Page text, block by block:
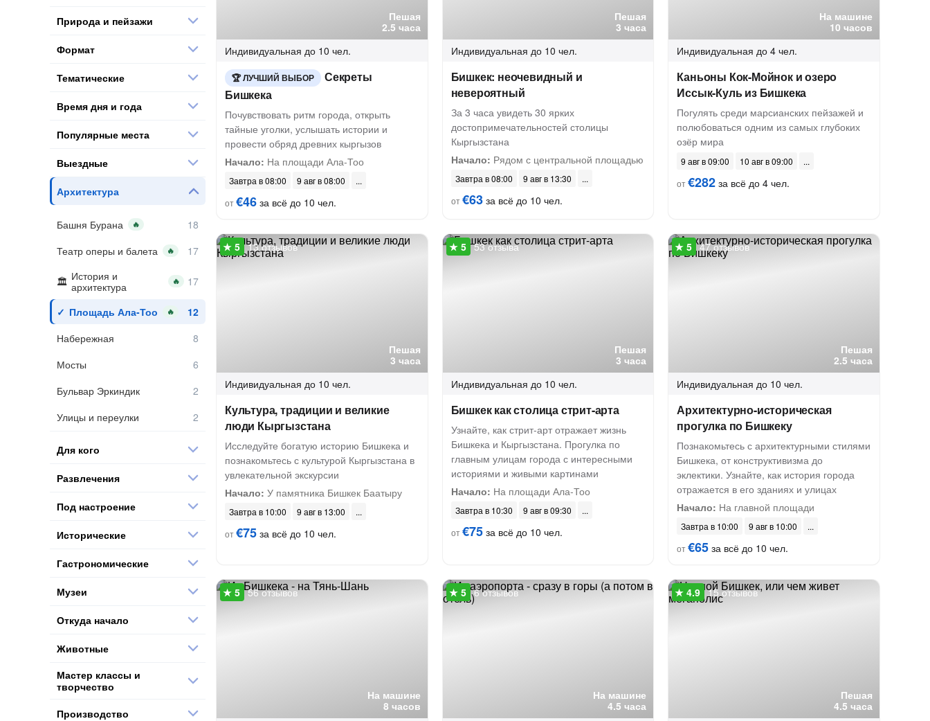
Пешая
2.5 часа
Индивидуальная до 10 чел.
ЛУЧШИЙ ВЫБОР
Секреты
Бишкека
Почувствовать ритм города, открыть
тайные уголки, услышать истории и
провести обряд древних кыргызов
Начало: На площади Ала-Тоо
Завтра в 08:00
9 авг в 08:00
от€46 за всё до 10 чел.
Пешая
3 часа
Индивидуальная до 10 чел.
Бишкек: неочевидный и
невероятный
За 3 часа увидеть 30 ярких
достопримечательностей столицы
Кыргызстана
Начало: Рядом с центральной площадью
Завтра в 08:00
9 авг в 13:30
от€63за всё до 10 чел.
На машине
10 часов
Индивидуальная до 4 чел.
Каньоны Кок-Мойнок и озеро
Иссык-Куль из Бишкека
Погулять среди марсианских пейзажей и
полюбоваться одним из самых глубоких
озёр мира
9 авг в 09:00
10 авг в 09:00
от€282 за всё до 4 чел.
Пешая
3 часа
13 отзывов
Индивидуальная до 10 чел.
Культура, традиции и великие
люди Кыргызстана
Исследуйте богатую историю Бишкека и
познакомьтесь с культурой Кыргызстана в
увлекательной экскурсии
Начало: У памятника Бишкек Баатыру
Завтра в 10:00
9 авг в 13:00
от€75 за всё до 10 чел.
Пешая
3 часа
53 отзыва
Индивидуальная до 10 чел.
Бишкек как столица стрит-арта
Узнайте, как стрит-арт отражает жизнь
Бишкека и Кыргызстана. Прогулка по
главным улицам города с интересными
историями и живыми картинами
Начало: На площади Ала-Тоо
Завтра в 10:30
9 авг в 09:30
от€75за всё до 10 чел.
Пешая
2.5 часа
47 отзывов
Индивидуальная до 10 чел.
Архитектурно-историческая
прогулка по Бишкеку
Познакомьтесь с архитектурными стилями
Бишкека, от конструктивизма до
эклектики. Узнайте, как история города
отражается в его зданиях и улицах
Начало: На главной площади
Завтра в 10:00
9 авг в 10:00
от€65 за всё до 10 чел.
На машине
8 часов
56 отзывов
На машине
4.5 часа
6 отзывов
Пешая
4.5 часа
15 отзывов
Природа и пейзажи
Формат
Тематические
Время дня и года
Популярные места
Выездные
Архитектура
Башня Бурана 🔥
Театр оперы и балета 🔥
История и
архитектура
🔥
Площадь Ала-Тоо 🔥
Набережная
Мосты
Бульвар Эркиндик
Улицы и переулки
Для кого
Развлечения
Под настроение
Исторические
Гастрономические
Музеи
Откуда начало
Животные
Мастер классы и
творчество
Производство